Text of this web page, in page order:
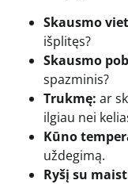
Skausmo
išplitęs?
Skausmo
spazminis?
Trukmę: ar
ilgiau nei
Kūno
uždegimą.
Ryšį su